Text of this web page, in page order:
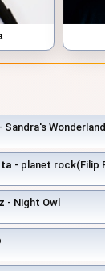
- Sandra's
- planet rock(Filip
- Night Owl